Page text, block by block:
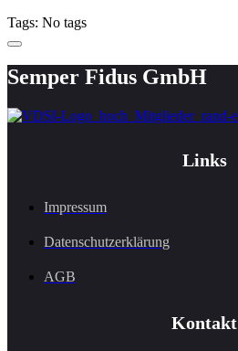
Tags: No tags
Semper Fidus GmbH
Links
Impressum
Datenschutzerklärung
AGB
Kontakt